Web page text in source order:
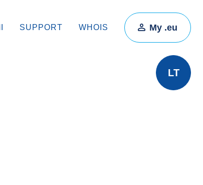
SUPPORT WHOIS My .eu
LT